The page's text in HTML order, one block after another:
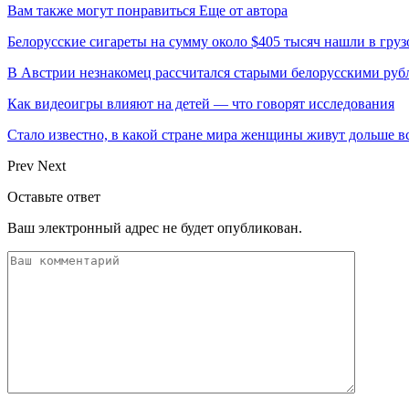
Вам также могут понравиться Еще от автора
Белорусские сигареты на сумму около $405 тысяч нашли в
В Австрии незнакомец рассчитался старыми белорусскими
Как видеоигры влияют на детей — что говорят исследования
Стало известно, в какой стране мира женщины живут дольше
Prev Next
Оставьте ответ
Ваш электронный адрес не будет опубликован.